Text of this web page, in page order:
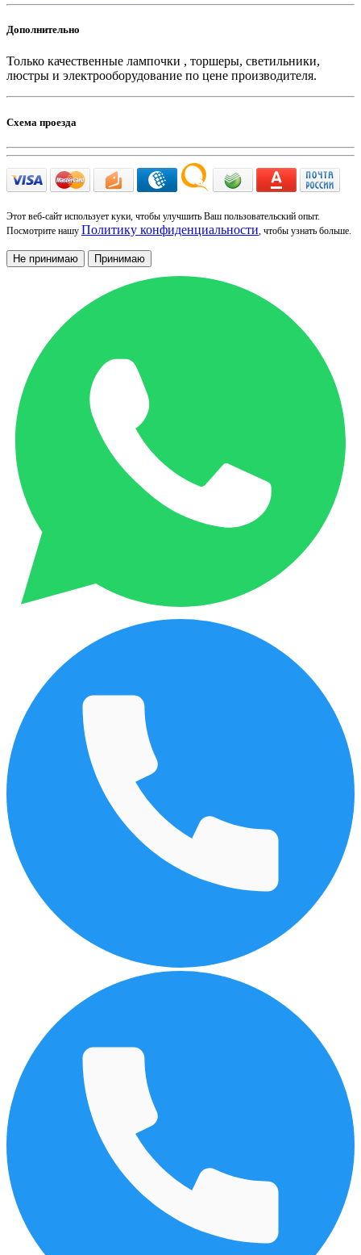
Дополнительно
Только качественные лампочки , торшеры, светильники,
люстры и электрооборудование по цене производителя.
Схема проезда
Этот веб-сайт использует куки, чтобы улучшить Ваш пользовательский опыт.
Посмотрите нашу Политику конфиденциальности, чтобы узнать больше.
Не принимаю Принимаю